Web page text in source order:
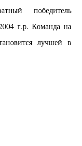
победитель
г.р. Команда на
лучшей в